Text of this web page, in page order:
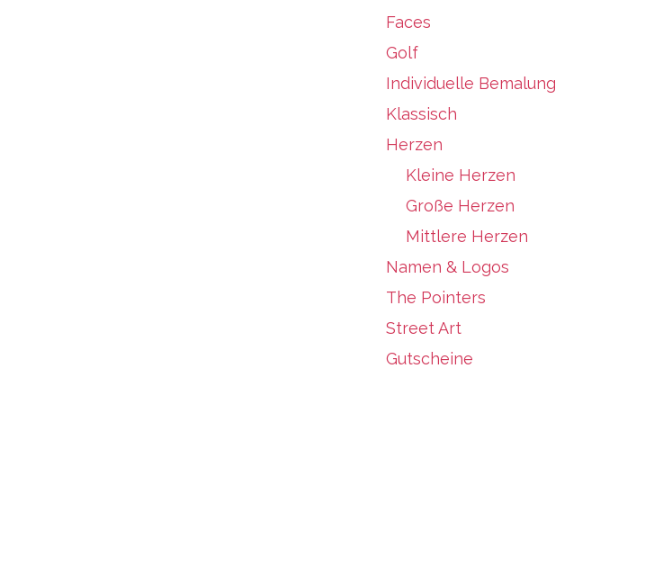
Faces
Golf
Individuelle Bemalung
Klassisch
Herzen
Kleine Herzen
Große Herzen
Mittlere Herzen
Namen & Logos
The Pointers
Street Art
Gutscheine